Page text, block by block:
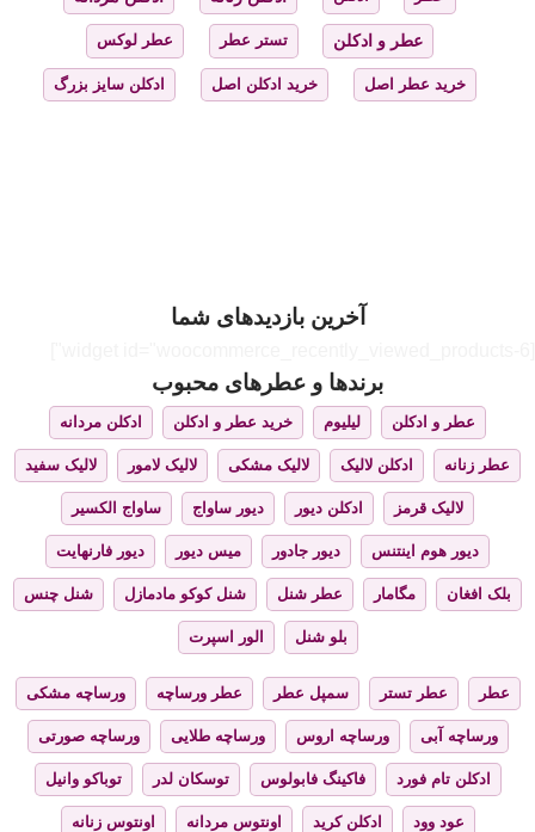
عطر و ادکلن تستر عطر عطر لوکس
خرید عطر اصل خرید ادکلن اصل ادکلن سایز بزرگ
آخرین بازدیدهای شما
برندها و عطرهای محبوب
عطر و ادکلن لیلیوم خرید عطر و ادکلن ادکلن مردانه
عطر زنانه ادکلن لالیک لالیک مشکی لالیک لامور لالیک سفید
لالیک قرمز ادکلن دیور دیور ساواج ساواج الکسیر
دیور هوم اینتنس دیور جادور میس دیور دیور فارنهایت
بلک افغان مگامار عطر شنل شنل کوکو مادمازل شنل چنس
بلو شنل الور اسپرت
عطر عطر تستر سمپل عطر عطر ورساچه ورساچه مشکی
ورساچه آبی ورساچه اروس ورساچه طلایی ورساچه صورتی
ادکلن تام فورد فاکینگ فابولوس توسکان لدر توباکو وانیل
عود وود ادکلن کرید اونتوس مردانه اونتوس زنانه